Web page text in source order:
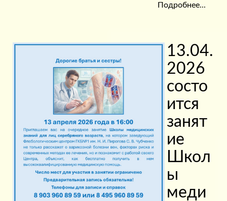
Подробнее...
13.04.
2026
состо
ится
занят
ие
Школ
ы
меди